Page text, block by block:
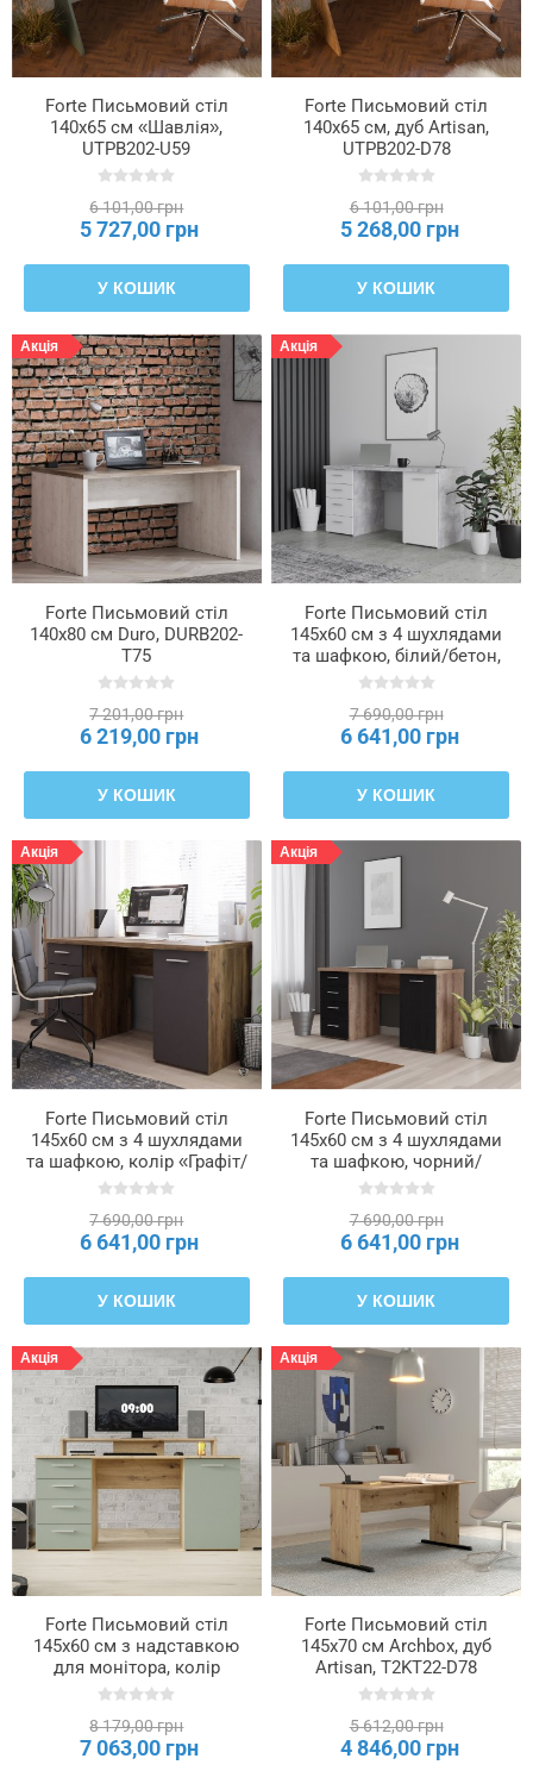
Forte Письмовий стіл
140x65 см «Шавлія»,
UTPB202-U59
6 101,00 грн
5 727,00 грн
У КОШИК
Forte Письмовий стіл
140x65 см, дуб Artisan,
UTPB202-D78
6 101,00 грн
5 268,00 грн
У КОШИК
Акція
Forte Письмовий стіл
140x80 см Duro, DURB202-
T75
7 201,00 грн
6 219,00 грн
У КОШИК
Акція
Forte Письмовий стіл
145x60 см з 4 шухлядами
та шафкою, білий/бетон,
MT926-C264
7 690,00 грн
6 641,00 грн
У КОШИК
Акція
Forte Письмовий стіл
145x60 см з 4 шухлядами
та шафкою, колір «Графіт/
Дуб Флагстафф», MT926-
7 690,00 грн
6 641,00 грн
У КОШИК
Акція
Forte Письмовий стіл
145x60 см з 4 шухлядами
та шафкою, чорний/
шляхетний дуб, MT926-
7 690,00 грн
6 641,00 грн
У КОШИК
Акція
Forte Письмовий стіл
145x60 см з надставкою
для монітора, колір
«Шавлія»/«Дуб Artisan»,
8 179,00 грн
7 063,00 грн
Акція
Forte Письмовий стіл
145x70 см Archbox, дуб
Artisan, T2KT22-D78
5 612,00 грн
4 846,00 грн